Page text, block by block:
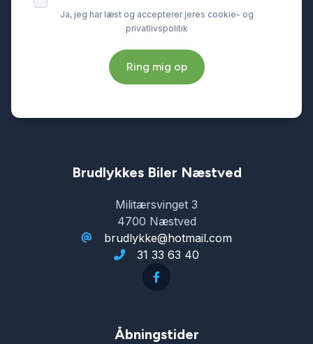
Vejbaneassistent
Ja, jeg har læst og accepterer jeres cookie- og
privatlivspolitik
Ring mig op
Brudlykkes Biler Næstved
Militærsvinget 3
4700 Næstved
brudlykke@hotmail.com
31 33 63 40
Åbningstider